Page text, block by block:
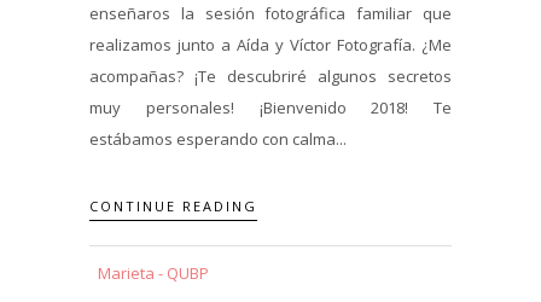
enseñaros la sesión fotográfica familiar que
realizamos junto a Aída y Víctor Fotografía. ¿Me
acompañas? ¡Te descubriré algunos secretos
muy personales! ¡Bienvenido 2018! Te
estábamos esperando con calma...
CONTINUE READING
Marieta - QUBP